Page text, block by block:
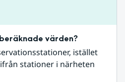
värden?
istället
stationer i närheten